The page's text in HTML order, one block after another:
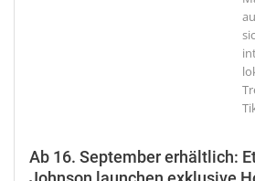
Ab 16. September erhältlich: